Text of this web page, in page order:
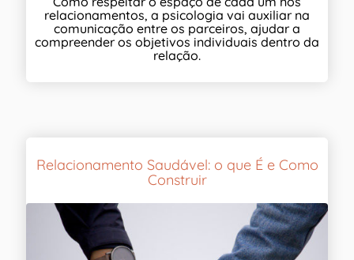
relacionamentos, a psicologia vai auxiliar na
comunicação entre os parceiros, ajudar a
compreender os objetivos individuais dentro da
relação.
Relacionamento Saudável: o que É e Como
Construir